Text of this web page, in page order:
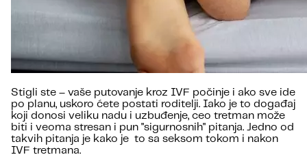
Stigli ste – vaše putovanje kroz IVF počinje i ako sve ide
po planu, uskoro ćete postati roditelji. Iako je to događaj
koji donosi veliku nadu i uzbuđenje, ceo tretman može
biti i veoma stresan i pun "sigurnosnih" pitanja. Jedno od
takvih pitanja je kako je to sa seksom tokom i nakon
IVF tretmana.